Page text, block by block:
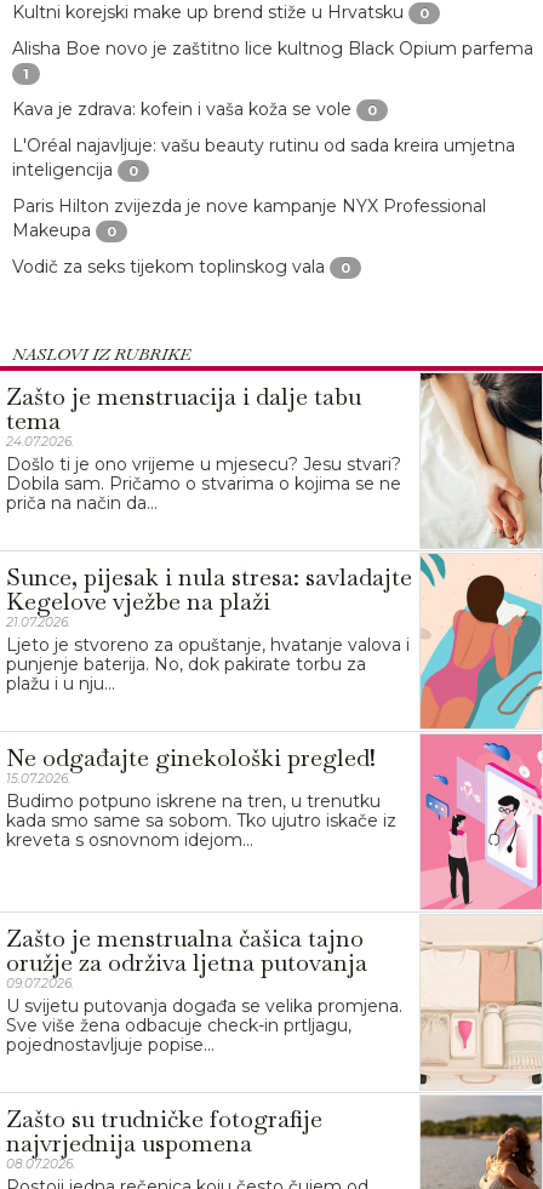
Kultni korejski make up brend stiže u Hrvatsku 0
Alisha Boe novo je zaštitno lice kultnog Black Opium parfema
1
Kava je zdrava: kofein i vaša koža se vole 0
L'Oréal najavljuje: vašu beauty rutinu od sada kreira umjetna
inteligencija
0
Paris Hilton zvijezda je nove kampanje NYX Professional
Makeupa
0
Vodič za seks tijekom toplinskog vala 0
NASLOVI IZ RUBRIKE
Zašto je menstruacija i dalje tabu
tema
24.07.2026.
Došlo ti je ono vrijeme u mjesecu? Jesu stvari?
Dobila sam. Pričamo o stvarima o kojima se ne
priča na način da...
Sunce, pijesak i nula stresa: savladajte
Kegelove vježbe na plaži
21.07.2026.
Ljeto je stvoreno za opuštanje, hvatanje valova i
punjenje baterija. No, dok pakirate torbu za
plažu i u nju...
Ne odgađajte ginekološki pregled!
15.07.2026.
Budimo potpuno iskrene na tren, u trenutku
kada smo same sa sobom. Tko ujutro iskače iz
kreveta s osnovnom idejom...
Zašto je menstrualna čašica tajno
oružje za održiva ljetna putovanja
09.07.2026.
U svijetu putovanja događa se velika promjena.
Sve više žena odbacuje check-in prtljagu,
pojednostavljuje popise...
Zašto su trudničke fotografije
najvrjednija uspomena
08.07.2026.